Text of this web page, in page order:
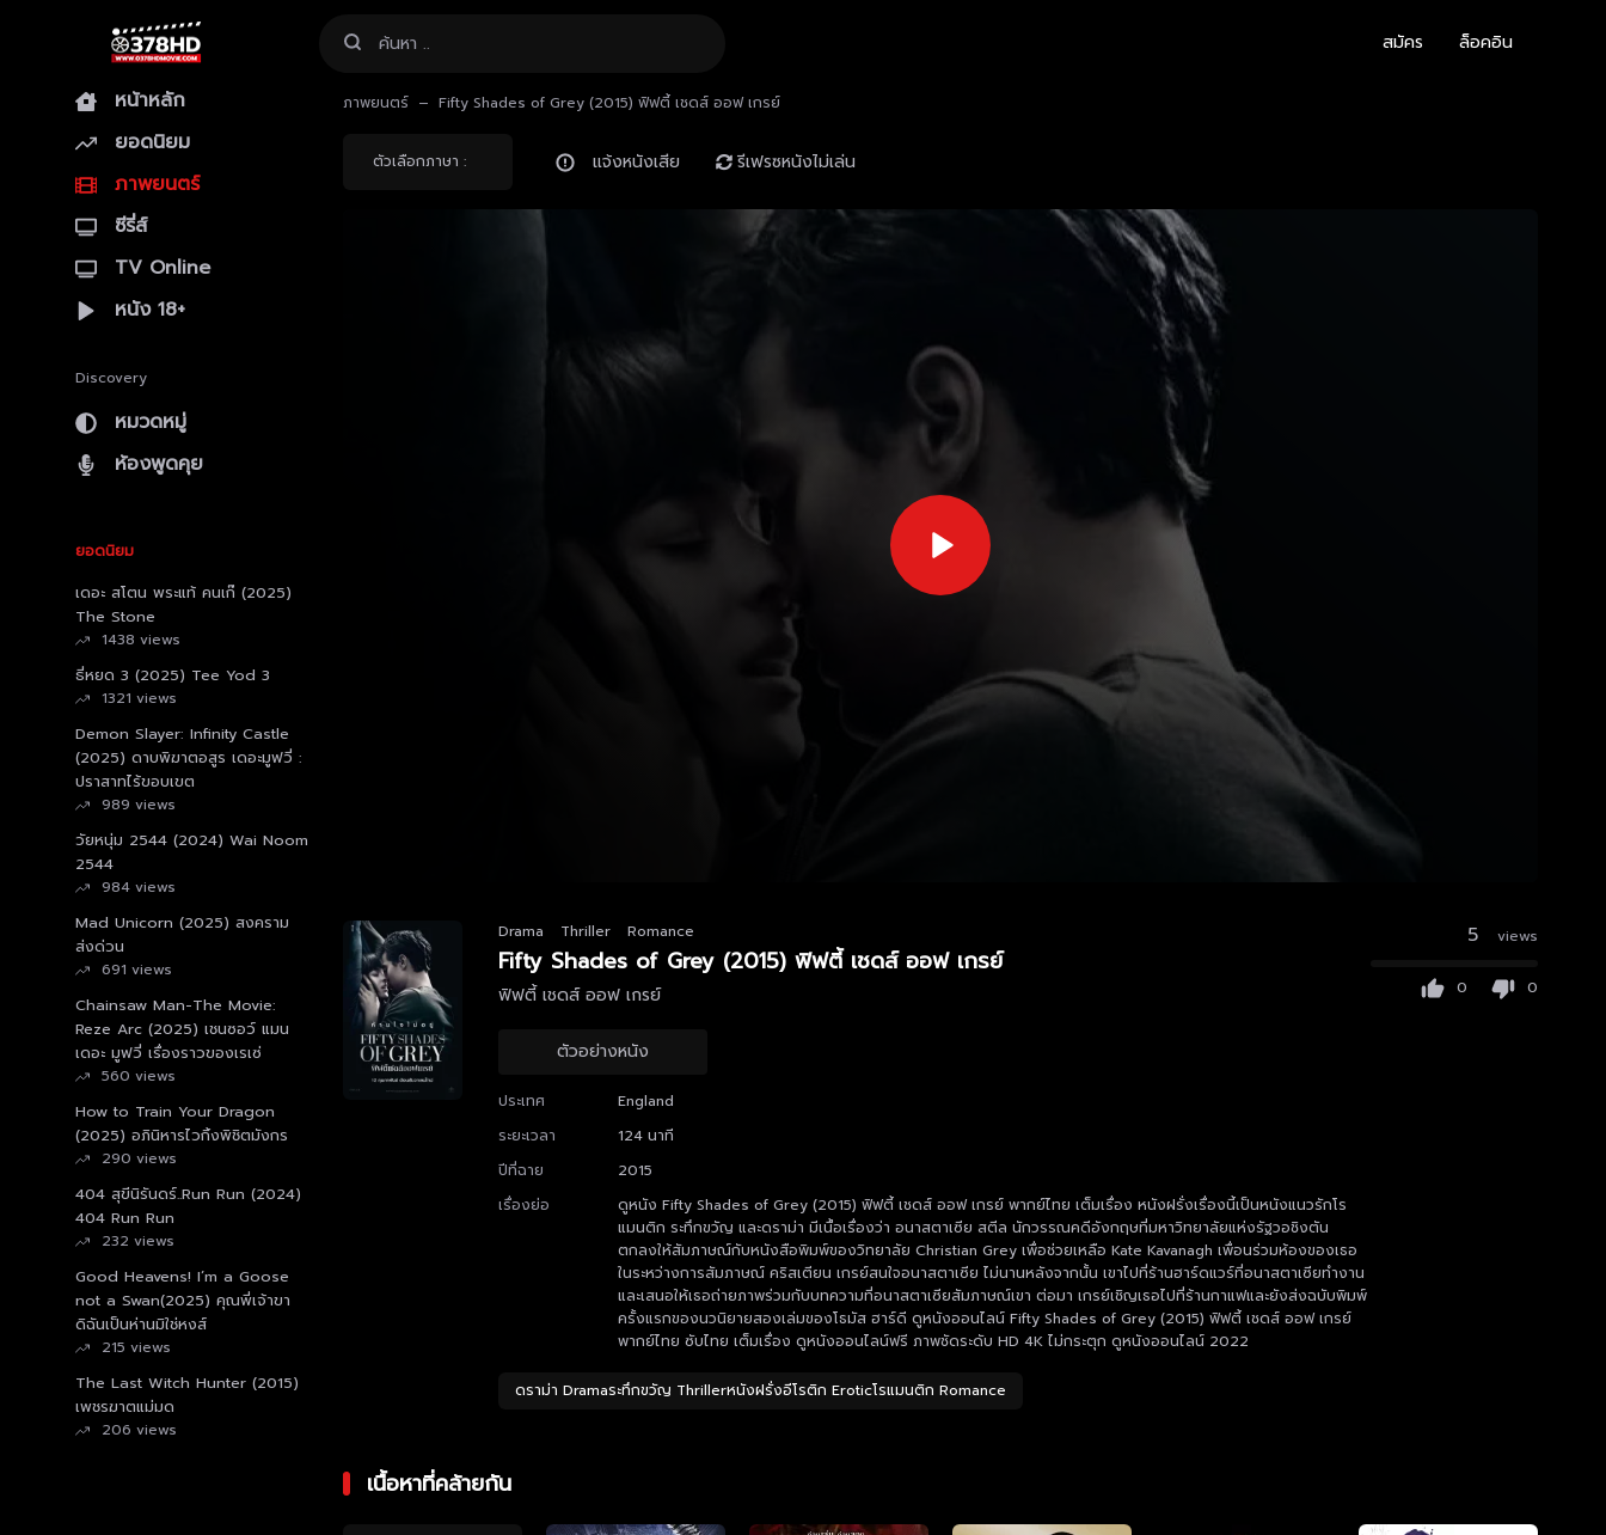
สมัคร ล็อคอิน
หน้าหลัก
ยอดนิยม
ภาพยนตร์
ซีรี่ส์
TV Online
หนัง 18+
Discovery
หมวดหมู่
ห้องพูดคุย
ยอดนิยม
เดอะ สโตน พระแท้ คนเก๊ (2025)
The Stone
1438 views
ธี่หยด 3 (2025) Tee Yod 3
1321 views
Demon Slayer: Infinity Castle
(2025) ดาบพิฆาตอสูร เดอะมูฟวี่ :
ปราสาทไร้ขอบเขต
989 views
วัยหนุ่ม 2544 (2024) Wai Noom
2544
984 views
Mad Unicorn (2025) สงคราม
ส่งด่วน
691 views
Chainsaw Man-The Movie:
Reze Arc (2025) เชนซอว์ แมน
เดอะ มูฟวี่ เรื่องราวของเรเซ่
560 views
How to Train Your Dragon
(2025) อภินิหารไวกิ้งพิชิตมังกร
290 views
404 สุขีนิรันดร์..Run Run (2024)
404 Run Run
232 views
Good Heavens! I’m a Goose
not a Swan(2025) คุณพี่เจ้าขา
ดิฉันเป็นห่านมิใช่หงส์
215 views
The Last Witch Hunter (2015)
เพชรฆาตแม่มด
206 views
ภาพยนตร์ Fifty Shades of Grey (2015) ฟิฟตี้ เชดส์ ออฟ เกรย์
ตัวเลือกภาษา : แจ้งหนังเสีย รีเฟรซหนังไม่เล่น
Drama Thriller Romance
Fifty Shades of Grey (2015) ฟิฟตี้ เชดส์ ออฟ เกรย์
ฟิฟตี้ เชดส์ ออฟ เกรย์
ตัวอย่างหนัง
ประเทศ
England
ระยะเวลา
124 นาที
ปีที่ฉาย
2015
เรื่องย่อ
ดูหนัง Fifty Shades of Grey (2015) ฟิฟตี้ เชดส์ ออฟ เกรย์ พากย์ไทย เต็มเรื่อง หนังฝรั่งเรื่องนี้เป็นหนังแนวรักโร
แมนติก ระทึกขวัญ และดราม่า มีเนื้อเรื่องว่า อนาสตาเซีย สตีล นักวรรณคดีอังกฤษที่มหาวิทยาลัยแห่งรัฐวอชิงตัน
ตกลงให้สัมภาษณ์กับหนังสือพิมพ์ของวิทยาลัย Christian Grey เพื่อช่วยเหลือ Kate Kavanagh เพื่อนร่วมห้องของเธอ
ในระหว่างการสัมภาษณ์ คริสเตียน เกรย์สนใจอนาสตาเซีย ไม่นานหลังจากนั้น เขาไปที่ร้านฮาร์ดแวร์ที่อนาสตาเซียทำงาน
และเสนอให้เธอถ่ายภาพร่วมกับบทความที่อนาสตาเซียสัมภาษณ์เขา ต่อมา เกรย์เชิญเธอไปที่ร้านกาแฟและยังส่งฉบับพิมพ์
ครั้งแรกของนวนิยายสองเล่มของโธมัส ฮาร์ดี ดูหนังออนไลน์ Fifty Shades of Grey (2015) ฟิฟตี้ เชดส์ ออฟ เกรย์
พากย์ไทย ซับไทย เต็มเรื่อง ดูหนังออนไลน์ฟรี ภาพชัดระดับ HD 4K ไม่กระตุก ดูหนังออนไลน์ 2022
ดราม่า Dramaระทึกขวัญ Thrillerหนังฝรั่งอีโรติก Eroticโรแมนติก Romance
5 views
0 0
เนื้อหาที่คล้ายกัน